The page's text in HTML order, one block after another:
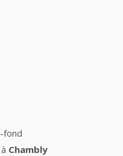
fond
Chambly